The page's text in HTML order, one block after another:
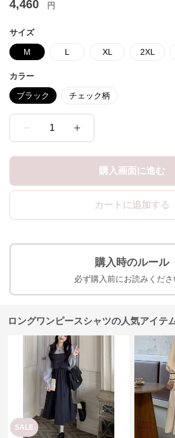
4,460 円
サイズ
M L XL 2XL
カラー
ブラック チェック柄
1
購入画面に進む
カートに追加する
購入時のルール
必ず購入前にお読みくださ
ロングワンピースシャツの人気アイテ
SALE